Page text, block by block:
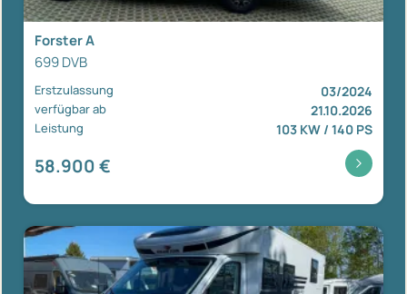
Forster A
699 DVB
Erstzulassung 03/2024
verfügbar ab 21.10.2026
Leistung 103 KW / 140 PS
58.900 €